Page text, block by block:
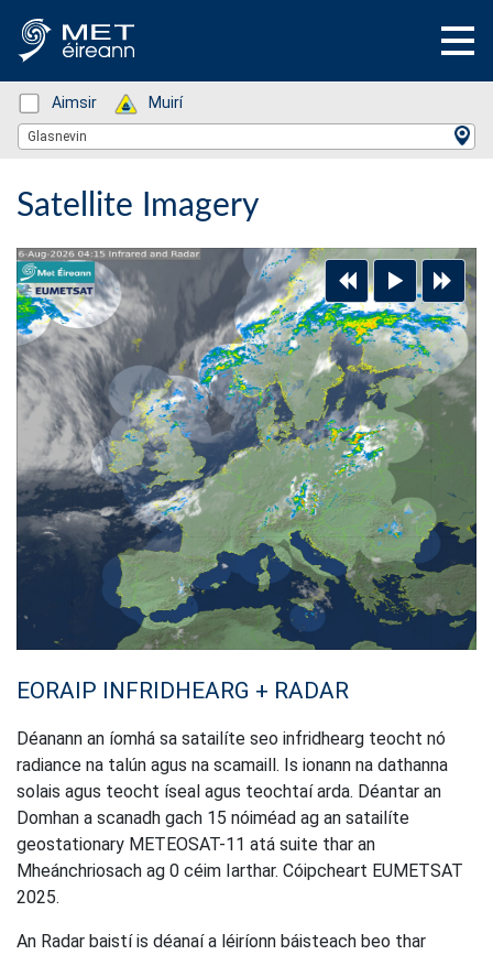
Status: Green
Aimsir Status: Green
Muirí
Location Search
Glasnevin
Satellite Imagery
EORAIP INFRIDHEARG + RADAR
Déanann an íomhá sa satailíte seo infridhearg teocht nó
radiance na talún agus na scamaill. Is ionann na dathanna
solais agus teocht íseal agus teochtaí arda. Déantar an
Domhan a scanadh gach 15 nóiméad ag an satailíte
geostationary METEOSAT-11 atá suite thar an
Mheánchriosach ag 0 céim Iarthar. Cóipcheart EUMETSAT
2025.
An Radar baistí is déanaí a léiríonn báisteach beo thar